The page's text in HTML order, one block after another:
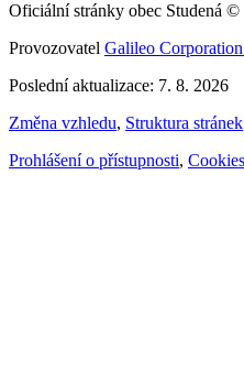
Oficiální stránky obec Studená ©
Provozovatel Galileo Corporation
Poslední aktualizace: 7. 8. 2026
Změna vzhledu, Struktura stránek
Prohlášení o přístupnosti, Cookies